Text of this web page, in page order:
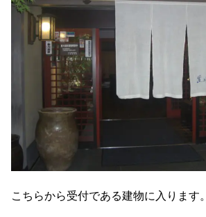
こちらから受付である建物に入ります。